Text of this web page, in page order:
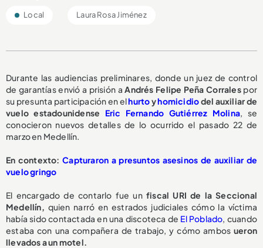
Local Laura Rosa Jiménez
Durante las audiencias preliminares, donde un juez de control
de garantías envió a prisión aAndrés Felipe Peña Corralespor
su presunta participación en elhurtoyhomicidiodel auxiliar de
vuelo estadounidense Eric Fernando Gutiérrez Molina, se
conocieron nuevos detalles de lo ocurrido el pasado 22 de
marzo en Medellín.
En contexto: Capturaron a presuntos asesinos de auxiliar de
vuelo gringo
El encargado de contarlo fue unfiscal URI de la Seccional
Medellín, quien narró en estrados judiciales cómo la víctima
había sido contactada en una discoteca de El Poblado, cuando
estaba con una compañera de trabajo, y cómo ambos ueron
llevados a un motel.